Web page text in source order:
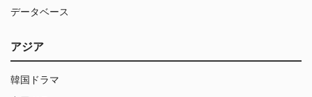
データベース
アジア
韓国ドラマ